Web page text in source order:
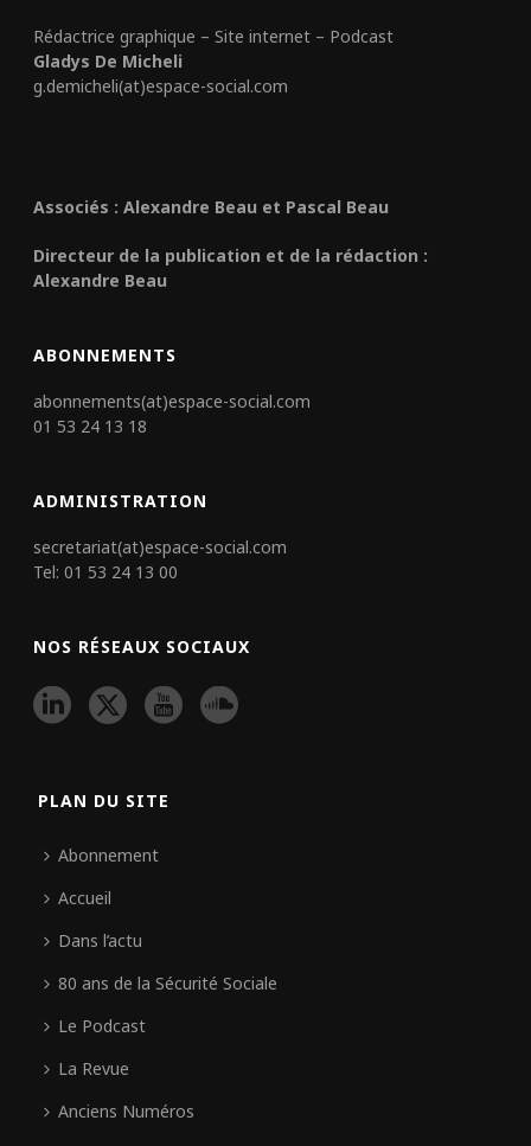
Rédactrice graphique – Site internet – Podcast
Gladys De Micheli
g.demicheli(at)espace-social.com
Associés : Alexandre Beau et Pascal Beau
Directeur de la publication et de la rédaction :
Alexandre Beau
ABONNEMENTS
abonnements(at)espace-social.com
01 53 24 13 18
ADMINISTRATION
secretariat(at)espace-social.com
Tel: 01 53 24 13 00
NOS RÉSEAUX SOCIAUX
PLAN DU SITE
Abonnement
Accueil
Dans l’actu
80 ans de la Sécurité Sociale
Le Podcast
La Revue
Anciens Numéros